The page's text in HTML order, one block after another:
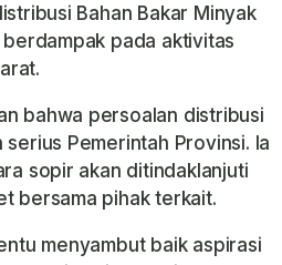
Bahan Bakar Minyak
pada aktivitas
bahwa persoalan distribusi
Pemerintah Provinsi. Ia
sopir akan ditindaklanjuti
bersama pihak terkait.
menyambut baik aspirasi